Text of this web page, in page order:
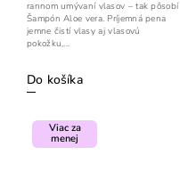
Do košíka
rannom umývaní vlasov – tak pôsobí
Šampón Aloe vera. Príjemná pena
jemne čistí vlasy aj vlasovú
pokožku,...
Viac za
menej